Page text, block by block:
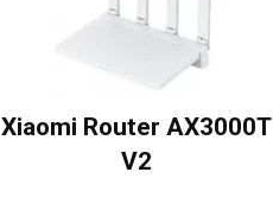
Xiaomi Router AX3000T
V2